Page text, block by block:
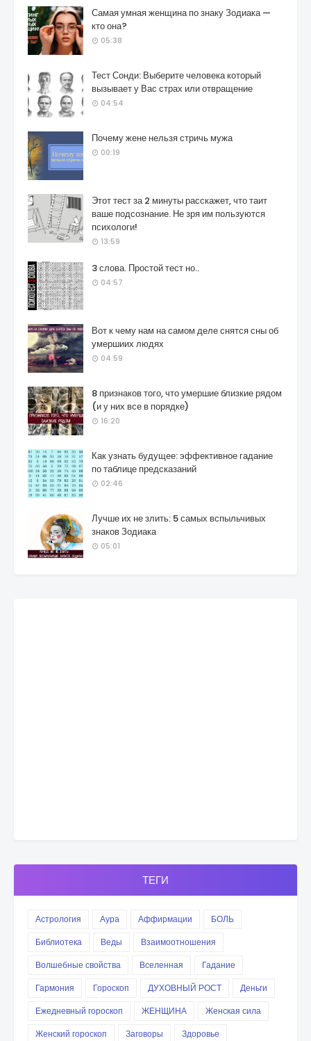
Самая умная женщина по знаку Зодиака —
кто она?
05:38
Тест Сонди: Выберите человека который
вызывает у Вас страх или отвращение
04:54
Почему жене нельзя стричь мужа
00:19
Этот тест за 2 минуты расскажет, что таит
ваше подсознание. Не зря им пользуются
психологи!
13:59
3 слова. Простой тест но..
04:57
Вот к чему нам на самом деле снятся сны об
умершиих людях
04:59
8 признаков того, что умершие близкие рядом
(и у них все в порядке)
16:20
Как узнать будущее: эффективное гадание
по таблице предсказаний
02:46
Лучше их не злить: 5 самых вспыльчивых
знаков Зодиака
05:01
ТЕГИ
Астрология Аура Аффирмации
БОЛЬ
Библиотека
Веды
Взаимоотношения
Волшебные свойства
Вселенная
Гадание
Гармония
Гороскоп ДУХОВНЫЙ РОСТ
Деньги
Ежедневный гороскоп
ЖЕНЩИНА
Женская сила
Женский гороскоп
Заговоры
Здоровье